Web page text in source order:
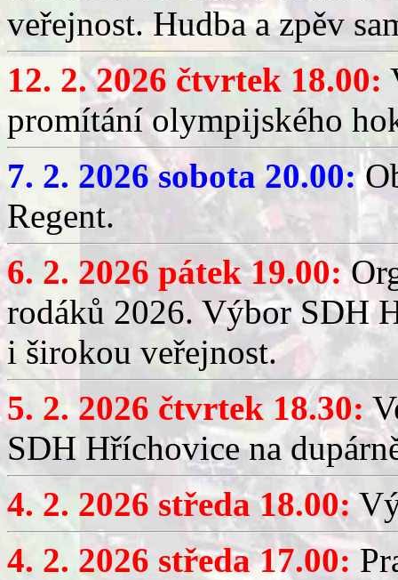
veřejnost. Hudba a zpěv
12. 2. 2026 čtvrtek 18.00:
promítání olympijského
7. 2. 2026 sobota 20.00:
Regent.
6. 2. 2026 pátek 19.00:
rodáků 2026. Výbor SDH
i širokou veřejnost.
5. 2. 2026 čtvrtek 18.30:
SDH Hříchovice na
4. 2. 2026 středa 18.00:
4. 2. 2026 středa 17.00: